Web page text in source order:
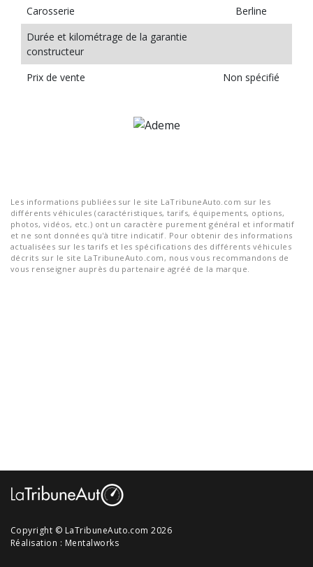
Carosserie
Berline
Durée et kilométrage de la garantie
constructeur
Prix de vente
Non spécifié
Les informations publiées sur le site LaTribuneAuto.com sur les
différents véhicules (caractéristiques, tarifs, équipements, options,
photos, vidéos, etc.) ont un caractère purement général et informatif
et ne sont données qu'à titre indicatif. Pour obtenir des informations
actualisées sur les tarifs et les spécifications des différents véhicules
décrits sur le site LaTribuneAuto.com, nous vous recommandons de
vous renseigner auprès du partenaire agréé de la marque.
Copyright © LaTribuneAuto.com 2026
Réalisation : Mentalworks